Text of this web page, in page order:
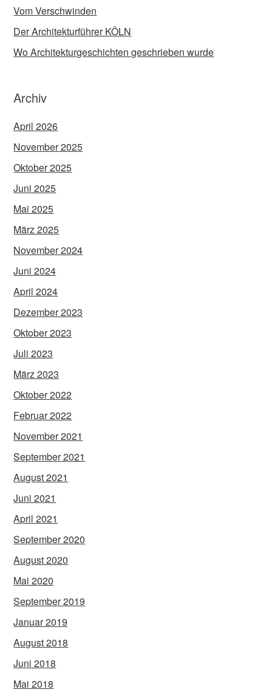
Vom Verschwinden
Der Architekturführer KÖLN
Wo Architekturgeschichten geschrieben wurde
Archiv
April 2026
November 2025
Oktober 2025
Juni 2025
Mai 2025
März 2025
November 2024
Juni 2024
April 2024
Dezember 2023
Oktober 2023
Juli 2023
März 2023
Oktober 2022
Februar 2022
November 2021
September 2021
August 2021
Juni 2021
April 2021
September 2020
August 2020
Mai 2020
September 2019
Januar 2019
August 2018
Juni 2018
Mai 2018